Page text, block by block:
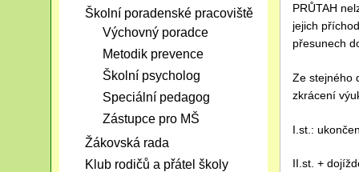
PRŮTAH
jejich
přesunech
Ze stejného
zkrácení
I.st.:
II.st. +
Školní poradenské pracoviště
Výchovný poradce
Metodik prevence
Školní psycholog
Speciální pedagog
Zástupce pro MŠ
Žákovská rada
Klub rodičů a přátel školy